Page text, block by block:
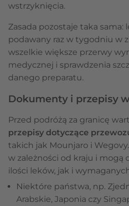
wstrzyknięcia.
Zasada pozostaje taka
podawany raz w tygodniu w
wszelkie większe przerwy
medycznej i sprawdzenia
danego preparatu.
Dokumenty i przepisy
Przed podróżą za granicę
przepisy dotyczące
takich jak Mounjaro i
w zależności od kraju i mogą
ilości leków, jak i
Niektóre państwa, np.
Arabskie, Japonia czy